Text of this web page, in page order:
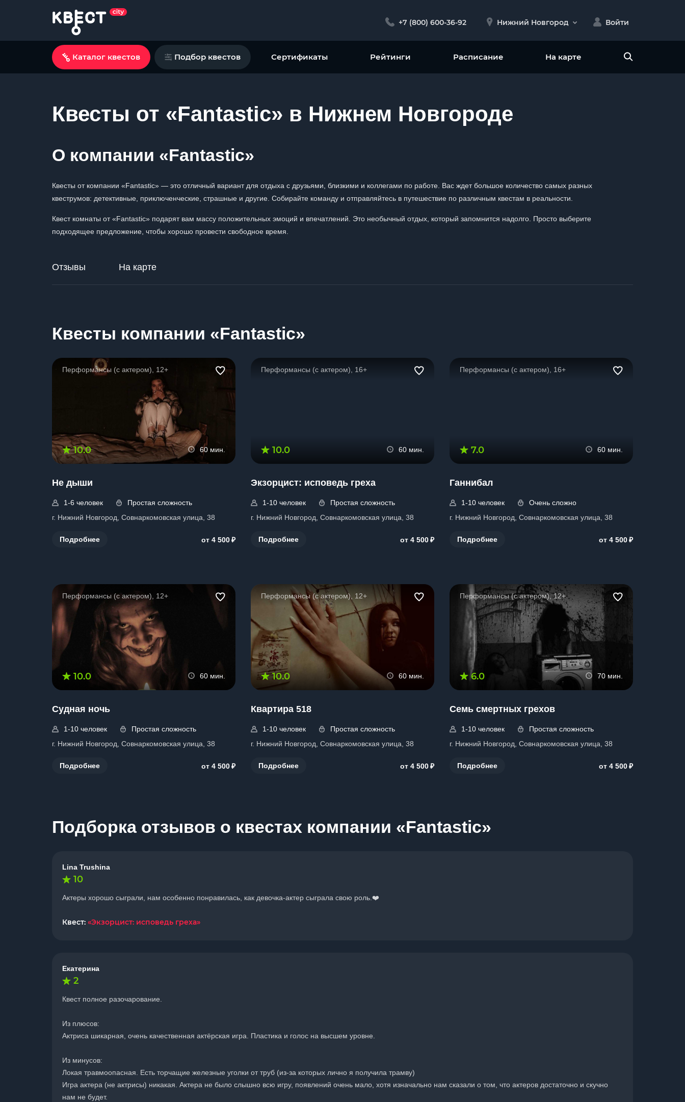
+7 (800) 600-36-92 Нижний Новгород Войти
Каталог квестов Подбор квестов Сертификаты Рейтинги Расписание На карте
Квесты от «Fantastic» в Нижнем Новгороде
О компании «Fantastic»
Квесты от компании «Fantastic» — это отличный вариант для отдыха с друзьями, близкими и коллегами по работе. Вас ждет большое количество самых разных
квеструмов: детективные, приключенческие, страшные и другие. Собирайте команду и отправляйтесь в путешествие по различным квестам в реальности.
Квест комнаты от «Fantastic» подарят вам массу положительных эмоций и впечатлений. Это необычный отдых, который запомнится надолго. Просто выберите
подходящее предложение, чтобы хорошо провести свободное время.
Отзывы На карте
Квесты компании «Fantastic»
Перформансы (с актером), 12+
10.0 60 мин.
Не дыши
1-6 человек
Простая сложность
г. Нижний Новгород, Совнаркомовская улица, 38
Подробнее от 4 500₽
Перформансы (с актером), 16+
10.0 60 мин.
Экзорцист: исповедь греха
1-10 человек
Простая сложность
г. Нижний Новгород, Совнаркомовская улица, 38
Подробнее от 4 500₽
Перформансы (с актером), 16+
7.0 60 мин.
Ганнибал
1-10 человек
Очень сложно
г. Нижний Новгород, Совнаркомовская улица, 38
Подробнее от 4 500₽
Перформансы (с актером), 12+
10.0 60 мин.
Судная ночь
1-10 человек
Простая сложность
г. Нижний Новгород, Совнаркомовская улица, 38
Подробнее от 4 500₽
Перформансы (с актером), 12+
10.0 60 мин.
Квартира 518
1-10 человек
Простая сложность
г. Нижний Новгород, Совнаркомовская улица, 38
Подробнее от 4 500₽
Перформансы (с актером), 12+
6.0 70 мин.
Семь смертных грехов
1-10 человек
Простая сложность
г. Нижний Новгород, Совнаркомовская улица, 38
Подробнее от 4 500₽
Подборка отзывов о квестах компании «Fantastic»
Lina Trushina
10
Актеры хорошо сыграли, нам особенно понравилась, как девочка-актер сыграла свою роль.❤️
Квест: «Экзорцист: исповедь греха»
Екатерина
2
Квест полное разочарование.
Из плюсов:
Актриса шикарная, очень качественная актёрская игра. Пластика и голос на высшем уровне.
Из минусов:
Локая травмоопасная. Есть торчащие железные уголки от труб (из-за которых лично я получила трамву)
Игра актера (не актрисы) никакая. Актера не было слышно всю игру, появлений очень мало, хотя изначально нам сказали о том, что актеров достаточно и скучно
нам не будет.